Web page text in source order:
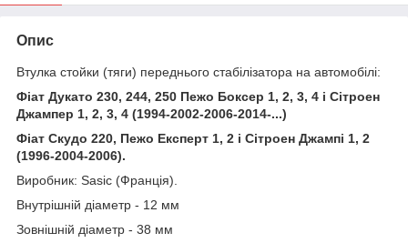
Опис
Втулка стойки (тяги) переднього стабілізатора на автомобілі:
Фіат Дукато 230, 244, 250 Пежо Боксер 1, 2, 3, 4 і Сітроен
Джампер 1, 2, 3, 4 (1994-2002-2006-2014-...)
Фіат Скудо 220, Пежо Експерт 1, 2 і Сітроен Джампі 1, 2
(1996-2004-2006).
Виробник: Sasic (Франція).
Внутрішній діаметр - 12 мм
Зовнішній діаметр - 38 мм